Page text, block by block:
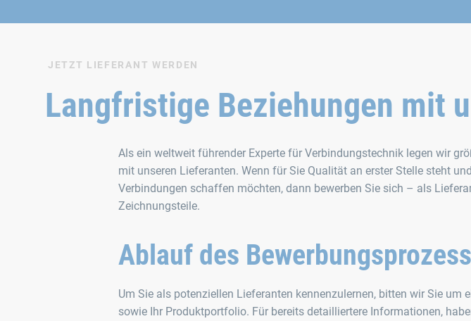
JETZT LIEFERANT WERDEN
Langfristige Beziehungen mit
Als ein weltweit führender Experte für Verbindungstechnik legen wir
mit unseren Lieferanten. Wenn für Sie Qualität an erster Stelle steht
Verbindungen schaffen möchten, dann bewerben Sie sich – als
Zeichnungsteile.
Ablauf des
Um Sie als potenziellen Lieferanten kennenzulernen, bitten wir Sie um
sowie Ihr Produktportfolio. Für bereits detailliertere Informationen,